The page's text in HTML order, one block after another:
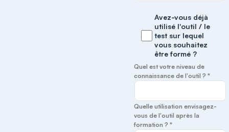
Avez-vous déjà
utilisé l'outil / le
test sur lequel
vous souhaitez
être formé ?
Quel est votre niveau de
connaissance de l'outil ? *
Quelle utilisation envisagez-
vous de l'outil après la
formation ? *